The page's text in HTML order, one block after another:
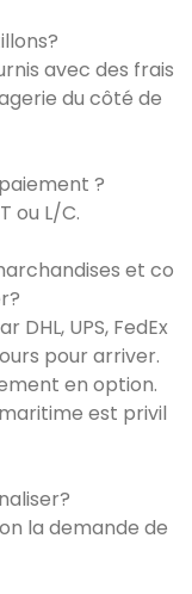
avec des frais
du côté de
?
ou L/C.
et co
UPS, FedEx
pour arriver.
en option.
est privil
la demande de